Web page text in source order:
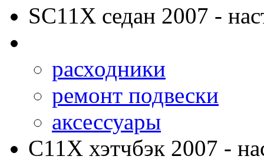
SC11X седан 2007 -
расходники
ремонт подвески
аксессуары
C11X хэтчбэк 2007 -